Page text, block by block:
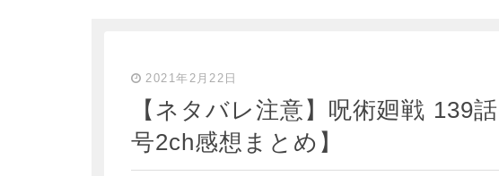
2021年2月22日
【ネタバレ注意】呪術廻戦 139
号2ch感想まとめ】